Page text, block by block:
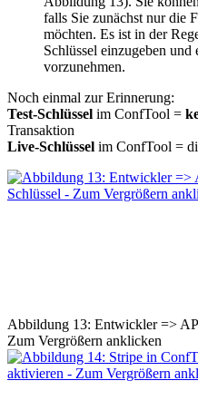
falls Sie zunächst nur die
möchten. Es ist in der
Schlüssel einzugeben
vorzunehmen.
Noch einmal zur Erinnerung:
Test-Schlüssel im ConfTool =
Transaktion
Live-Schlüssel im ConfTool =
Abbildung 13: Entwickler =>
Zum Vergrößern anklicken